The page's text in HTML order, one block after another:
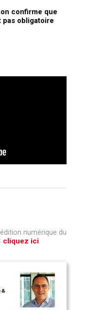
confirme que
pas obligatoire
numérique du
cliquez ici.